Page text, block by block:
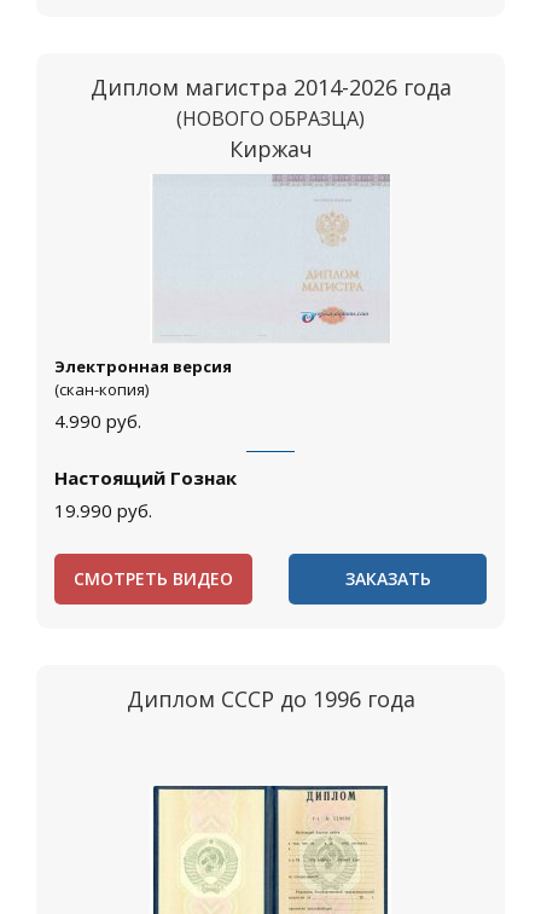
Диплом магистра 2014-2026 года
(НОВОГО ОБРАЗЦА)
Киржач
Электронная версия
(скан-копия)
4.990 руб.
Настоящий Гознак
19.990 руб.
СМОТРЕТЬ ВИДЕО ЗАКАЗАТЬ
Диплом СССР до 1996 года